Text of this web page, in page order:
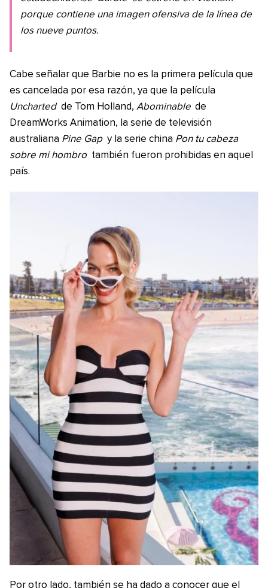
porque contiene una imagen ofensiva de la línea de
los nueve puntos.
Cabe señalar que Barbie no es la primera película que
es cancelada por esa razón, ya que la película
Uncharted de Tom Holland, Abominable de
DreamWorks Animation, la serie de televisión
australiana Pine Gap y la serie china Pon tu cabeza
sobre mi hombro también fueron prohibidas en aquel
país.
Por otro lado, también se ha dado a conocer que el